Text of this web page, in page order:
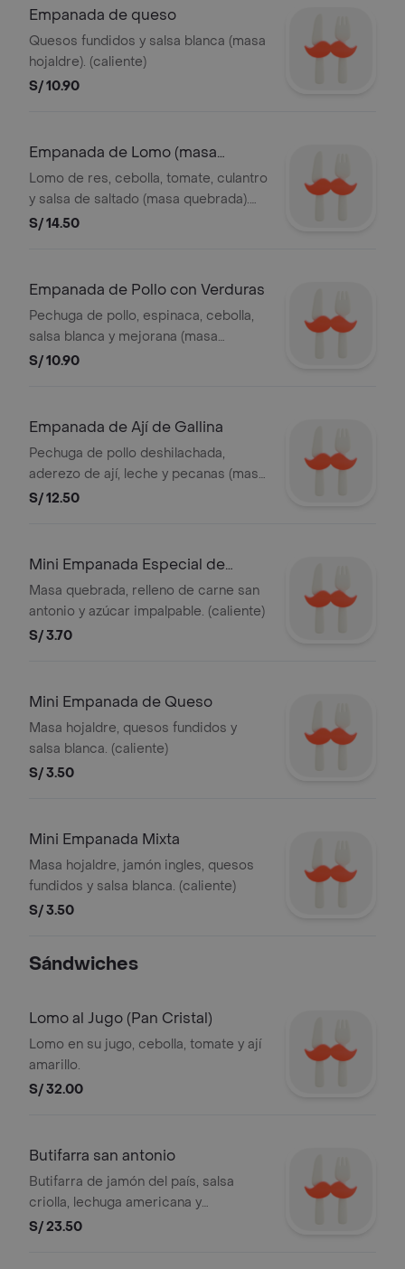
Empanada de queso
Quesos fundidos y salsa blanca (masa
hojaldre). (caliente)
S/ 10.90
Empanada de Lomo (masa
Quebrada)
Lomo de res, cebolla, tomate, culantro
y salsa de saltado (masa quebrada).
(caliente)
S/ 14.50
Empanada de Pollo con Verduras
Pechuga de pollo, espinaca, cebolla,
salsa blanca y mejorana (masa
quebrada). (caliente)
S/ 10.90
Empanada de Ají de Gallina
Pechuga de pollo deshilachada,
aderezo de ají, leche y pecanas (masa
quebrada). (caliente)
S/ 12.50
Mini Empanada Especial de
Carne
Masa quebrada, relleno de carne san
antonio y azúcar impalpable. (caliente)
S/ 3.70
Mini Empanada de Queso
Masa hojaldre, quesos fundidos y
salsa blanca. (caliente)
S/ 3.50
Mini Empanada Mixta
Masa hojaldre, jamón ingles, quesos
fundidos y salsa blanca. (caliente)
S/ 3.50
Sándwiches
Lomo al Jugo (Pan Cristal)
Lomo en su jugo, cebolla, tomate y ají
amarillo.
S/ 32.00
Butifarra san antonio
Butifarra de jamón del país, salsa
criolla, lechuga americana y
mayonesa (pan cristal).
S/ 23.50